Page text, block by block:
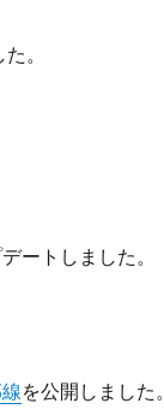
。
ートしました。
を公開しました。